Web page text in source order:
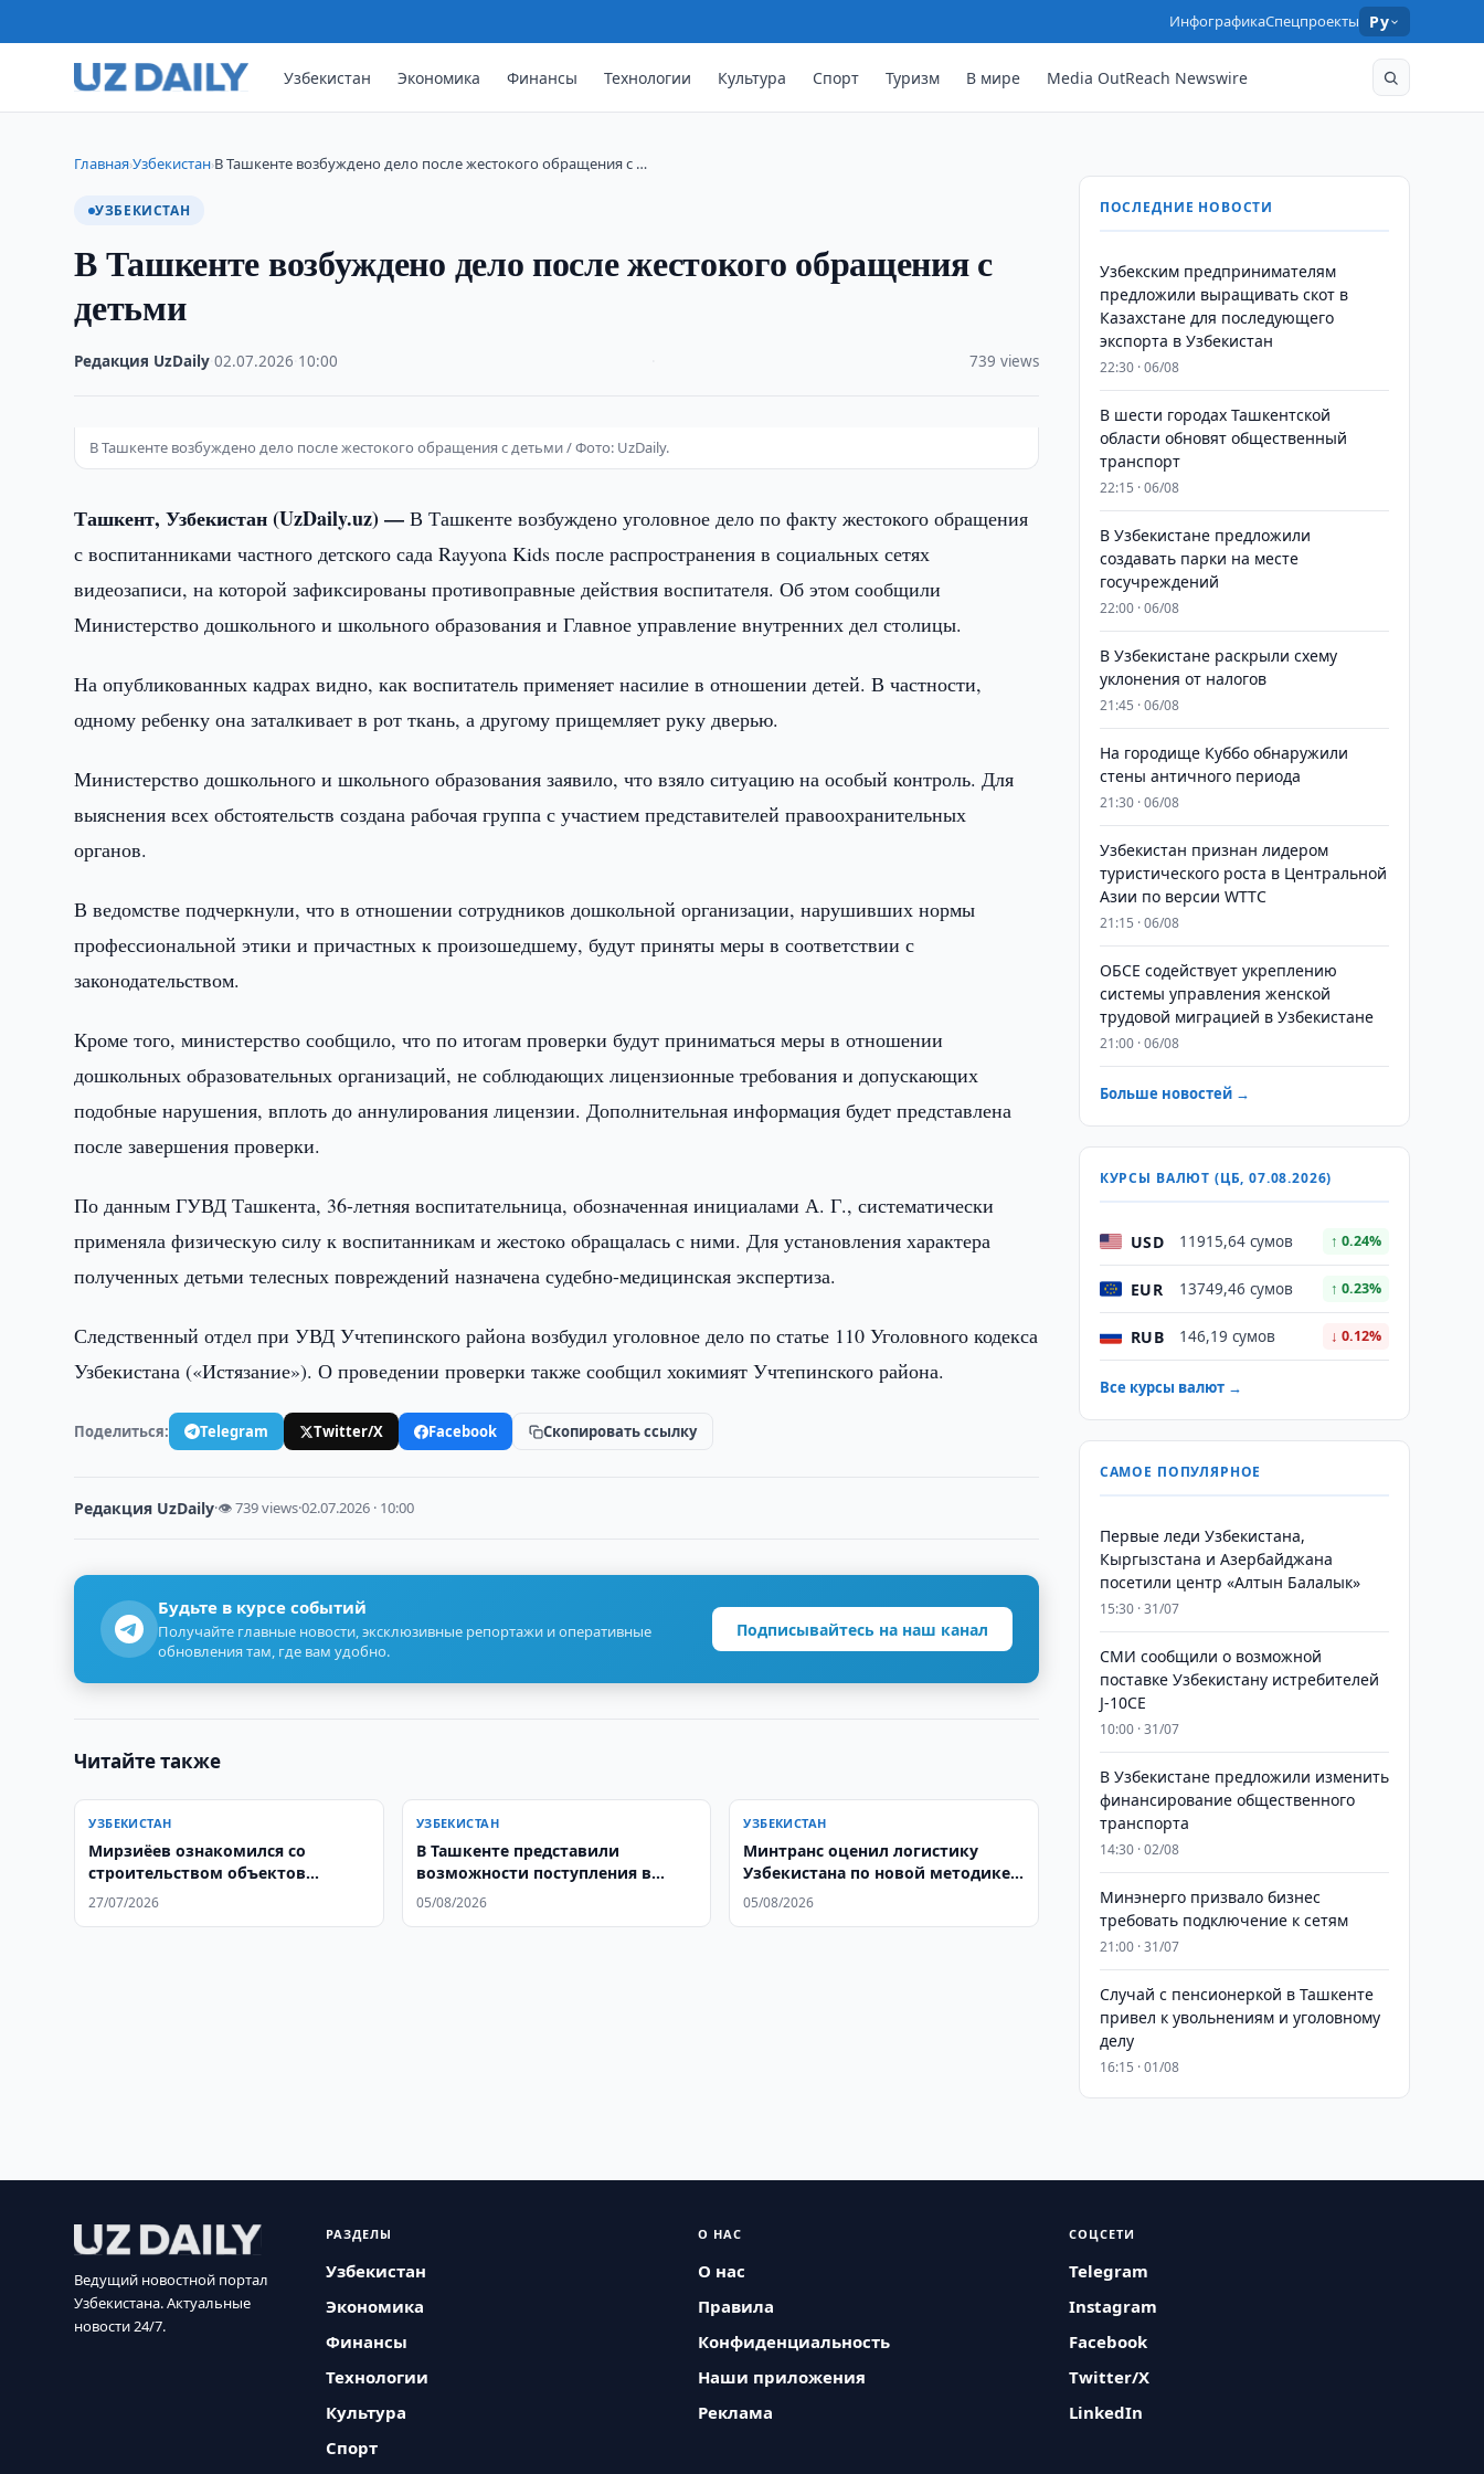
ИнфографикаСпецпроекты Ру
Узбекистан Экономика Финансы Технологии Культура Спорт Туризм В мире Media OutReach Newswire
Главная›Узбекистан›В Ташкенте возбуждено дело после жестокого обращения с …
УЗБЕКИСТАН
В Ташкенте возбуждено дело после жестокого обращения с
детьми
Редакция UzDaily ·02.07.2026 10:00 739 views
В Ташкенте возбуждено дело после жестокого обращения с детьми / Фото: UzDaily.
Ташкент, Узбекистан (UzDaily.uz) —В Ташкенте возбуждено уголовное дело по факту жестокого обращения
с воспитанниками частного детского сада Rayyona Kids после распространения в социальных сетях
видеозаписи, на которой зафиксированы противоправные действия воспитателя. Об этом сообщили
Министерство дошкольного и школьного образования и Главное управление внутренних дел столицы.
На опубликованных кадрах видно, как воспитатель применяет насилие в отношении детей. В частности,
одному ребенку она заталкивает в рот ткань, а другому прищемляет руку дверью.
Министерство дошкольного и школьного образования заявило, что взяло ситуацию на особый контроль. Для
выяснения всех обстоятельств создана рабочая группа с участием представителей правоохранительных
органов.
В ведомстве подчеркнули, что в отношении сотрудников дошкольной организации, нарушивших нормы
профессиональной этики и причастных к произошедшему, будут приняты меры в соответствии с
законодательством.
Кроме того, министерство сообщило, что по итогам проверки будут приниматься меры в отношении
дошкольных образовательных организаций, не соблюдающих лицензионные требования и допускающих
подобные нарушения, вплоть до аннулирования лицензии. Дополнительная информация будет представлена
после завершения проверки.
По данным ГУВД Ташкента, 36-летняя воспитательница, обозначенная инициалами А. Г., систематически
применяла физическую силу к воспитанникам и жестоко обращалась с ними. Для установления характера
полученных детьми телесных повреждений назначена судебно-медицинская экспертиза.
Следственный отдел при УВД Учтепинского района возбудил уголовное дело по статье 110 Уголовного кодекса
Узбекистана («Истязание»). О проведении проверки также сообщил хокимият Учтепинского района.
Поделиться: Telegram Twitter/X Facebook Скопировать ссылку
Редакция UzDaily·👁 739 views·02.07.2026 · 10:00
Будьте в курсе событий
Получайте главные новости, эксклюзивные репортажи и оперативные
обновления там, где вам удобно.
Подписывайтесь на наш канал
Читайте также
УЗБЕКИСТАН
Мирзиёев ознакомился со
строительством объектов
Нового Ташкента
27/07/2026
УЗБЕКИСТАН
В Ташкенте представили
возможности поступления в
филиал МГТУ имени Баумана
05/08/2026
УЗБЕКИСТАН
Минтранс оценил логистику
Узбекистана по новой методике
ВБ
05/08/2026
ПОСЛЕДНИЕ НОВОСТИ
Узбекским предпринимателям
предложили выращивать скот в
Казахстане для последующего
экспорта в Узбекистан
22:30 · 06/08
В шести городах Ташкентской
области обновят общественный
транспорт
22:15 · 06/08
В Узбекистане предложили
создавать парки на месте
госучреждений
22:00 · 06/08
В Узбекистане раскрыли схему
уклонения от налогов
21:45 · 06/08
На городище Куббо обнаружили
стены античного периода
21:30 · 06/08
Узбекистан признан лидером
туристического роста в Центральной
Азии по версии WTTC
21:15 · 06/08
ОБСЕ содействует укреплению
системы управления женской
трудовой миграцией в Узбекистане
21:00 · 06/08
Больше новостей →
КУРСЫ ВАЛЮТ (ЦБ, 07.08.2026)
USD 11915,64 сумов ↑ 0.24%
EUR 13749,46 сумов ↑ 0.23%
RUB 146,19 сумов ↓ 0.12%
Все курсы валют →
САМОЕ ПОПУЛЯРНОЕ
Первые леди Узбекистана,
Кыргызстана и Азербайджана
посетили центр «Алтын Балалык»
15:30 · 31/07
СМИ сообщили о возможной
поставке Узбекистану истребителей
J-10CE
10:00 · 31/07
В Узбекистане предложили изменить
финансирование общественного
транспорта
14:30 · 02/08
Минэнерго призвало бизнес
требовать подключение к сетям
21:00 · 31/07
Случай с пенсионеркой в Ташкенте
привел к увольнениям и уголовному
делу
16:15 · 01/08
Ведущий новостной портал
Узбекистана. Актуальные
новости 24/7.
РАЗДЕЛЫ
Узбекистан
Экономика
Финансы
Технологии
Культура
Спорт
О НАС
О нас
Правила
Конфиденциальность
Наши приложения
Реклама
СОЦСЕТИ
Telegram
Instagram
Facebook
Twitter/X
LinkedIn